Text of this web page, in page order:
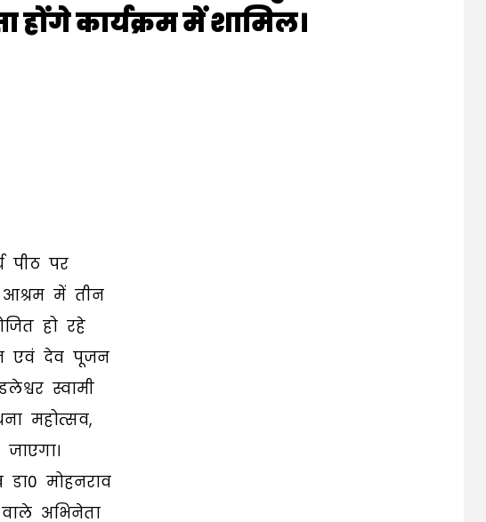
कार्यक्रम में शामिल।
पीठ पर
आश्रम में तीन
हो रहे
एवं देव पूजन
स्वामी
महोत्सव,
मोहनराव
अभिनेता